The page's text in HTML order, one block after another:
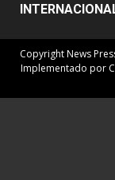
Copyright News
Implementado por